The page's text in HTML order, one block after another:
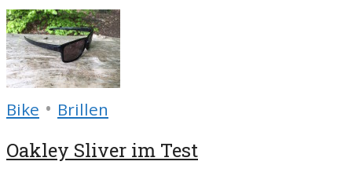
Bike • Brillen
Oakley Sliver im Test